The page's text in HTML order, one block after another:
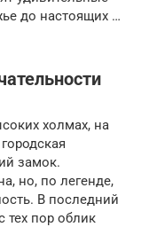
до настоящих …
холмах, на
замок.
но, по легенде,
В последний
тех пор облик